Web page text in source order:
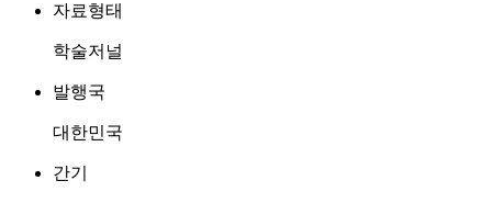
자료형태
학술저널
발행국
대한민국
간기